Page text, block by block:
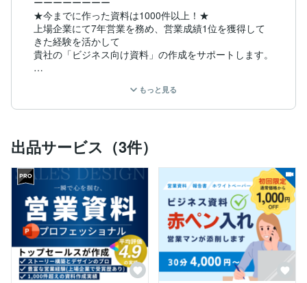
★今までに作った資料は1000件以上！★
上場企業にて7年営業を務め、営業成績1位を獲得して
きた経験を活かして
貴社の「ビジネス向け資料」の作成をサポートします。
資料デザインまでフルサポート可能ですのでご相談くだ
ーーーーーーーー
｜過去の経歴｜
◎東証プライム企業、BtoB向け金融機械の製造販売を
行う機械メーカーで、
日本全国に数万店舗を展開する会社様のSEを担当
◎東証プライム企業、BtoB向け広告代理店で、日本シ
ェア1位の金融業界様の
新規プロジェクトにおけるサービス企画・営業戦略・
PM補佐実績あり
もっと見る
出品サービス（3件）